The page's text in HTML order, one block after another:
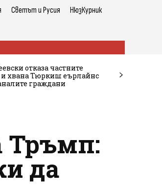
Светът и Русия НюзКурник
отказа частните
и хвана Тюркиш еърлайнс
граждани
Тръмп:
да